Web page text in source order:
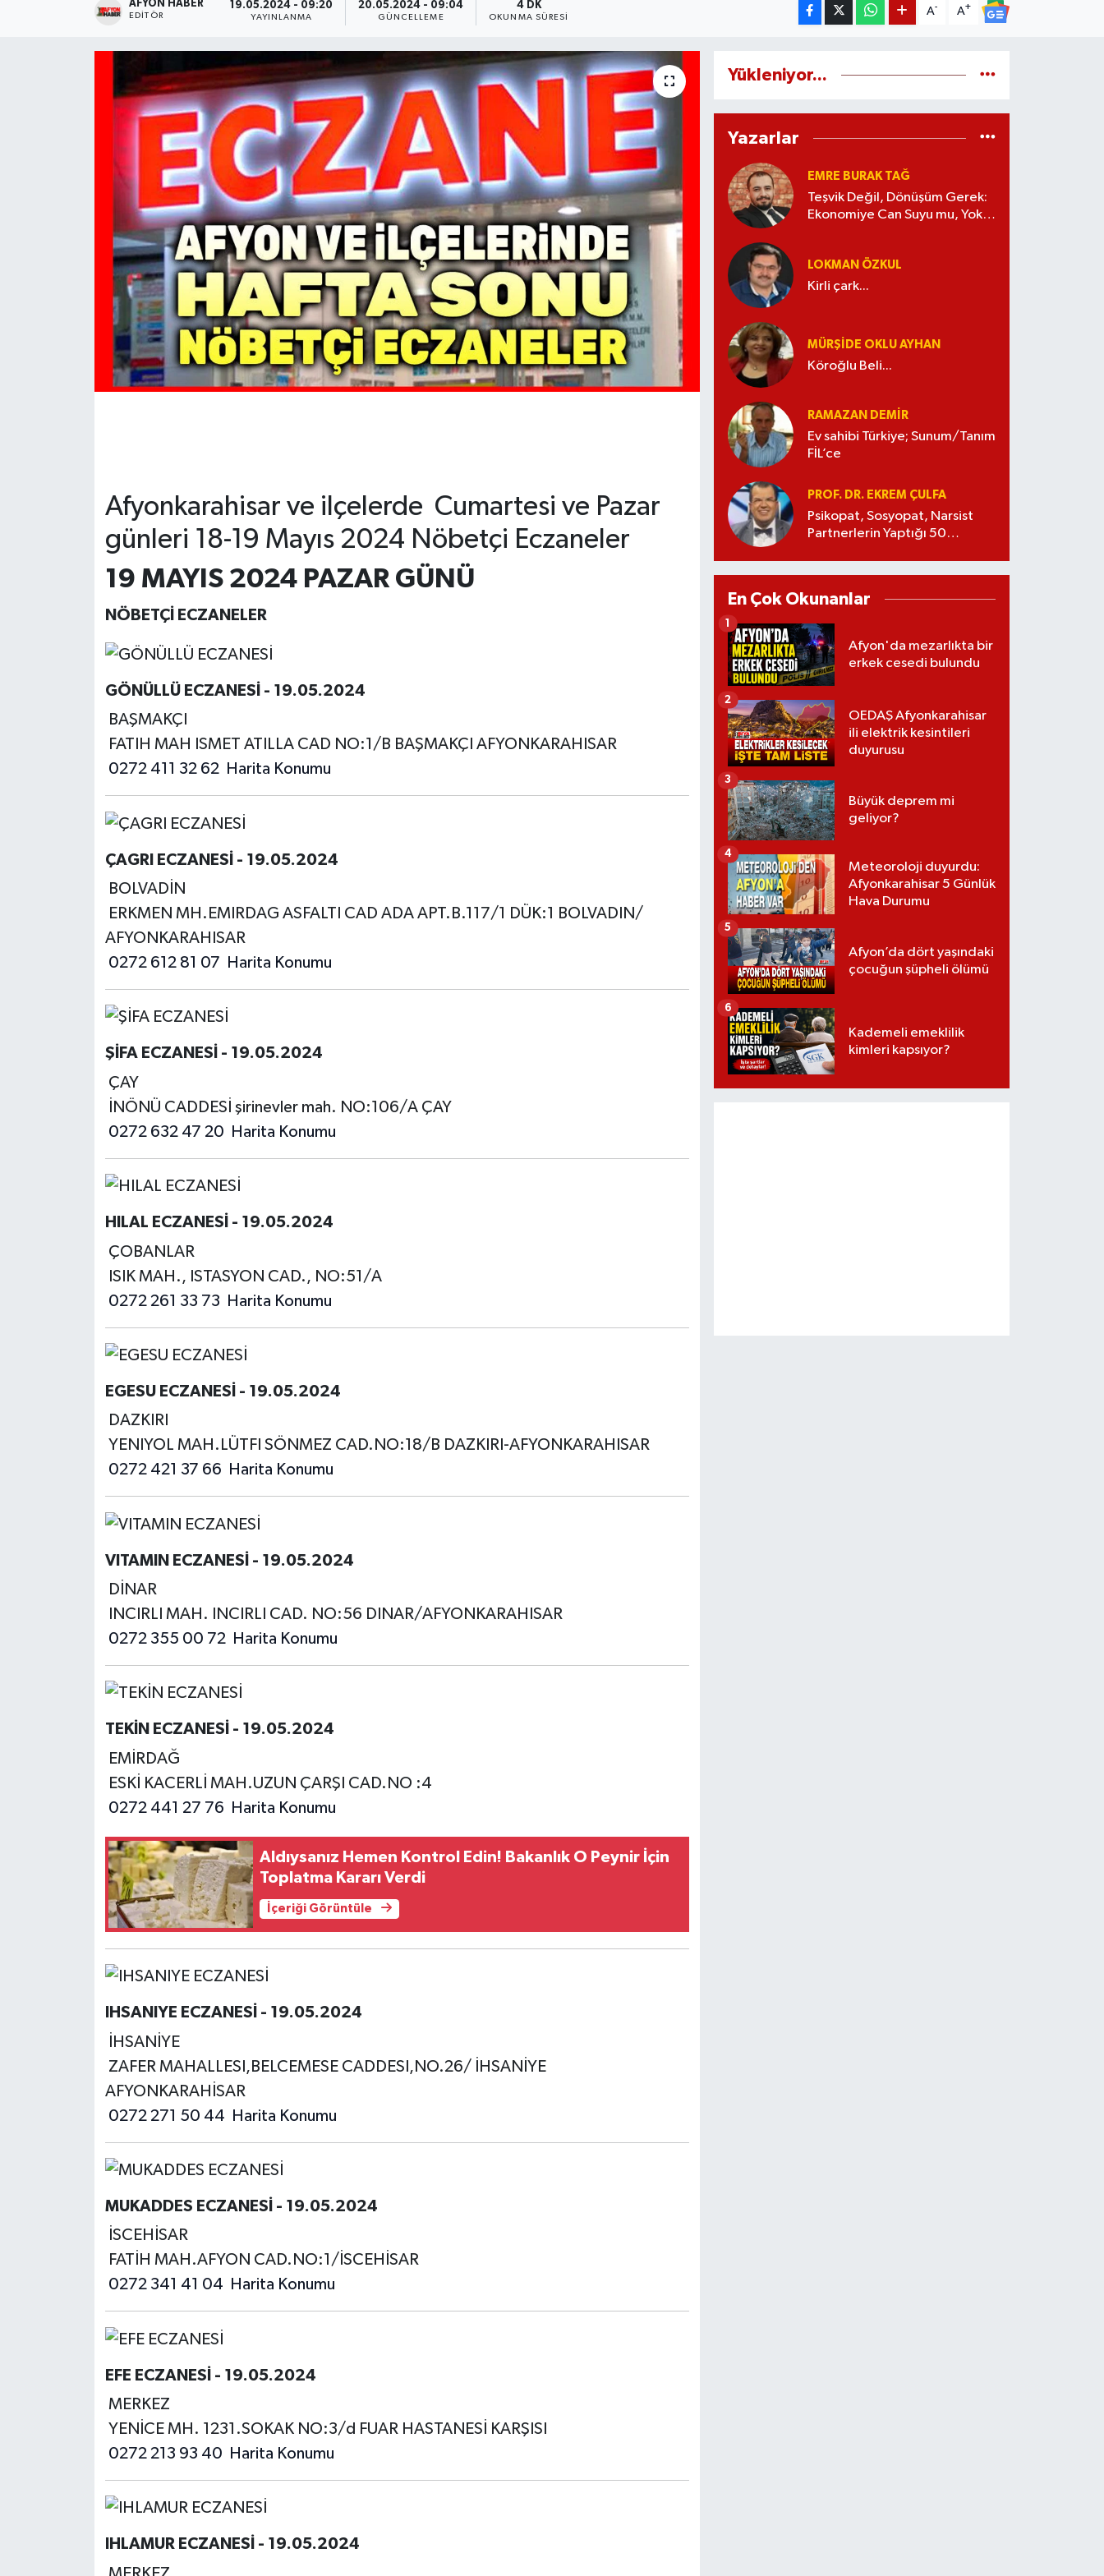
AFYON HABER
EDITÖR
19.05.2024 - 09:20
YAYINLANMA
20.05.2024 - 09:04
GÜNCELLEME
4 DK
OKUNMA SÜRESI
A- A+
Afyonkarahisar ve ilçelerde Cumartesi ve Pazar
günleri 18-19 Mayıs 2024 Nöbetçi Eczaneler
19 MAYIS 2024 PAZAR GÜNÜ
NÖBETÇİ ECZANELER
GÖNÜLLÜ ECZANESİ - 19.05.2024
BAŞMAKÇI
FATIH MAH ISMET ATILLA CAD NO:1/B BAŞMAKÇI AFYONKARAHISAR
0272 411 32 62
Harita Konumu
ÇAGRI ECZANESİ - 19.05.2024
BOLVADİN
ERKMEN MH.EMIRDAG ASFALTI CAD ADA APT.B.117/1 DÜK:1 BOLVADIN/
AFYONKARAHISAR
0272 612 81 07
Harita Konumu
ŞİFA ECZANESİ - 19.05.2024
ÇAY
İNÖNÜ CADDESİ şirinevler mah. NO:106/A ÇAY
0272 632 47 20
Harita Konumu
HILAL ECZANESİ - 19.05.2024
ÇOBANLAR
ISIK MAH., ISTASYON CAD., NO:51/A
0272 261 33 73
Harita Konumu
EGESU ECZANESİ - 19.05.2024
DAZKIRI
YENIYOL MAH.LÜTFI SÖNMEZ CAD.NO:18/B DAZKIRI-AFYONKARAHISAR
0272 421 37 66
Harita Konumu
VITAMIN ECZANESİ - 19.05.2024
DİNAR
INCIRLI MAH. INCIRLI CAD. NO:56 DINAR/AFYONKARAHISAR
0272 355 00 72
Harita Konumu
TEKİN ECZANESİ - 19.05.2024
EMİRDAĞ
ESKİ KACERLİ MAH.UZUN ÇARŞI CAD.NO :4
0272 441 27 76
Harita Konumu
Aldıysanız Hemen Kontrol Edin! Bakanlık O Peynir İçin
Toplatma Kararı Verdi
İçeriği Görüntüle
IHSANIYE ECZANESİ - 19.05.2024
İHSANİYE
ZAFER MAHALLESI,BELCEMESE CADDESI,NO.26/ İHSANİYE
AFYONKARAHİSAR
0272 271 50 44
Harita Konumu
MUKADDES ECZANESİ - 19.05.2024
İSCEHİSAR
FATİH MAH.AFYON CAD.NO:1/İSCEHİSAR
0272 341 41 04
Harita Konumu
EFE ECZANESİ - 19.05.2024
MERKEZ
YENİCE MH. 1231.SOKAK NO:3/d FUAR HASTANESİ KARŞISI
0272 213 93 40
Harita Konumu
IHLAMUR ECZANESİ - 19.05.2024
Yükleniyor...
Yazarlar
EMRE BURAK TAĞ
Teşvik Değil, Dönüşüm Gerek:
Ekonomiye Can Suyu mu, Yoksa
LOKMAN ÖZKUL
Kirli çark...
MÜRŞIDE OKLU AYHAN
Köroğlu Beli...
RAMAZAN DEMİR
Ev sahibi Türkiye; Sunum/Tanım
FİL’ce
PROF. DR. EKREM ÇULFA
Psikopat, Sosyopat, Narsist
Partnerlerin Yaptığı 50
En Çok Okunanlar
Afyon'da mezarlıkta bir
erkek cesedi bulundu
1
OEDAŞ Afyonkarahisar
ili elektrik kesintileri
duyurusu
2
Büyük deprem mi
geliyor?
3
Meteoroloji duyurdu:
Afyonkarahisar 5 Günlük
Hava Durumu
4
Afyon’da dört yaşındaki
çocuğun şüpheli ölümü
5
Kademeli emeklilik
kimleri kapsıyor?
6